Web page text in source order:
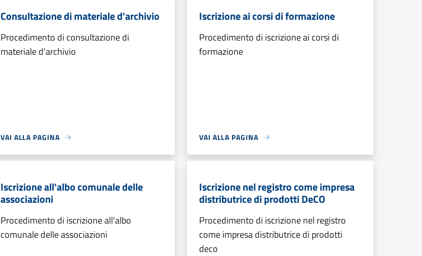
Consultazione di materiale d'archivio
Procedimento di consultazione di
materiale d'archivio
VAI ALLA PAGINA
Iscrizione ai corsi di formazione
Procedimento di iscrizione ai corsi di
formazione
VAI ALLA PAGINA
Iscrizione all'albo comunale delle
associazioni
Procedimento di iscrizione all'albo
comunale delle associazioni
Iscrizione nel registro come impresa
distributrice di prodotti DeCO
Procedimento di iscrizione nel registro
come impresa distributrice di prodotti
deco